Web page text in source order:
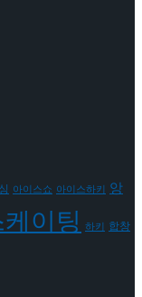
아이스쇼 아이스하키 앙
이팅 하키 합창